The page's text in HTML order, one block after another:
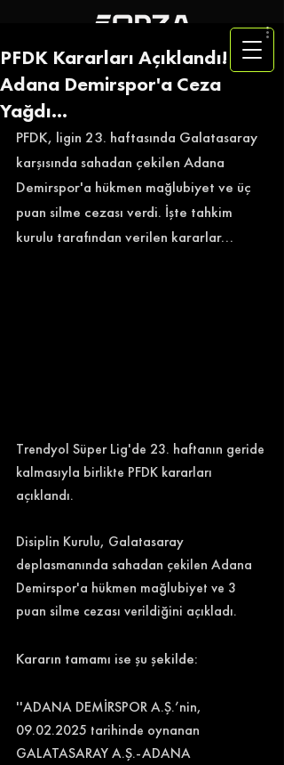
PFDK Kararları Açıklandı!
Adana Demirspor'a Ceza
Yağdı...
PFDK, ligin 23. haftasında Galatasaray
karşısında sahadan çekilen Adana
Demirspor'a hükmen mağlubiyet ve üç
puan silme cezası verdi. İşte tahkim
kurulu tarafından verilen kararlar...
Trendyol Süper Lig'de 23. haftanın geride
kalmasıyla birlikte PFDK kararları
açıklandı.
Disiplin Kurulu, Galatasaray
deplasmanında sahadan çekilen Adana
Demirspor'a hükmen mağlubiyet ve 3
puan silme cezası verildiğini açıkladı.
Kararın tamamı ise şu şekilde:
''ADANA DEMİRSPOR A.Ş.’nin,
09.02.2025 tarihinde oynanan
GALATASARAY A.Ş.-ADANA